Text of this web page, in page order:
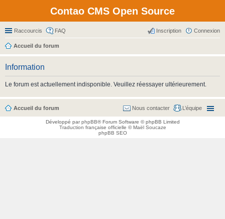
Contao CMS Open Source
Raccourcis FAQ Connexion
Inscription
Accueil du forum
Information
Le forum est actuellement indisponible. Veuillez réessayer ultérieurement.
Accueil du forum L’équipe
Nous contacter
Développé parphpBB® Forum Software © phpBB Limited
Traduction française officielle ©Maël Soucaze
phpBB SEO